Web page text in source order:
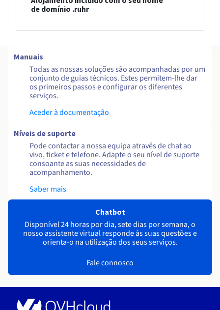
de domínio .ruhr
Manuais
Todas as nossas soluções são acompanhadas por um
conjunto de guias técnicos. Estes permitem-lhe dar
os primeiros passos e configurar os diferentes
serviços.
Aceder à documentação
Níveis de suporte
Pode contactar a nossa equipa através de chat ao
vivo, ticket e telefone. Adapte o seu nível de suporte
consoante as suas necessidades de
acompanhamento.
Saber mais
Chatbot
Disponível 24 horas por dia, sete dias por semana, o
nosso assistente virtual responde às suas questões e
orienta-o na utilização dos seus serviços.
Fale connosco